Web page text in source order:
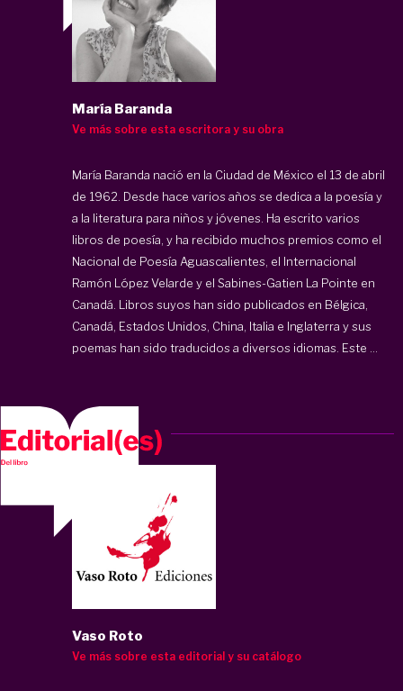
María Baranda
Ve más sobre esta escritora y su obra
María Baranda nació en la Ciudad de México el 13 de abril
de 1962. Desde hace varios años se dedica a la poesía y
a la literatura para niños y jóvenes. Ha escrito varios
libros de poesía, y ha recibido muchos premios como el
Nacional de Poesía Aguascalientes, el Internacional
Ramón López Velarde y el Sabines-Gatien La Pointe en
Canadá. Libros suyos han sido publicados en Bélgica,
Canadá, Estados Unidos, China, Italia e Inglaterra y sus
poemas han sido traducidos a diversos idiomas. Este ...
Vaso Roto
Ve más sobre esta editorial y su catálogo